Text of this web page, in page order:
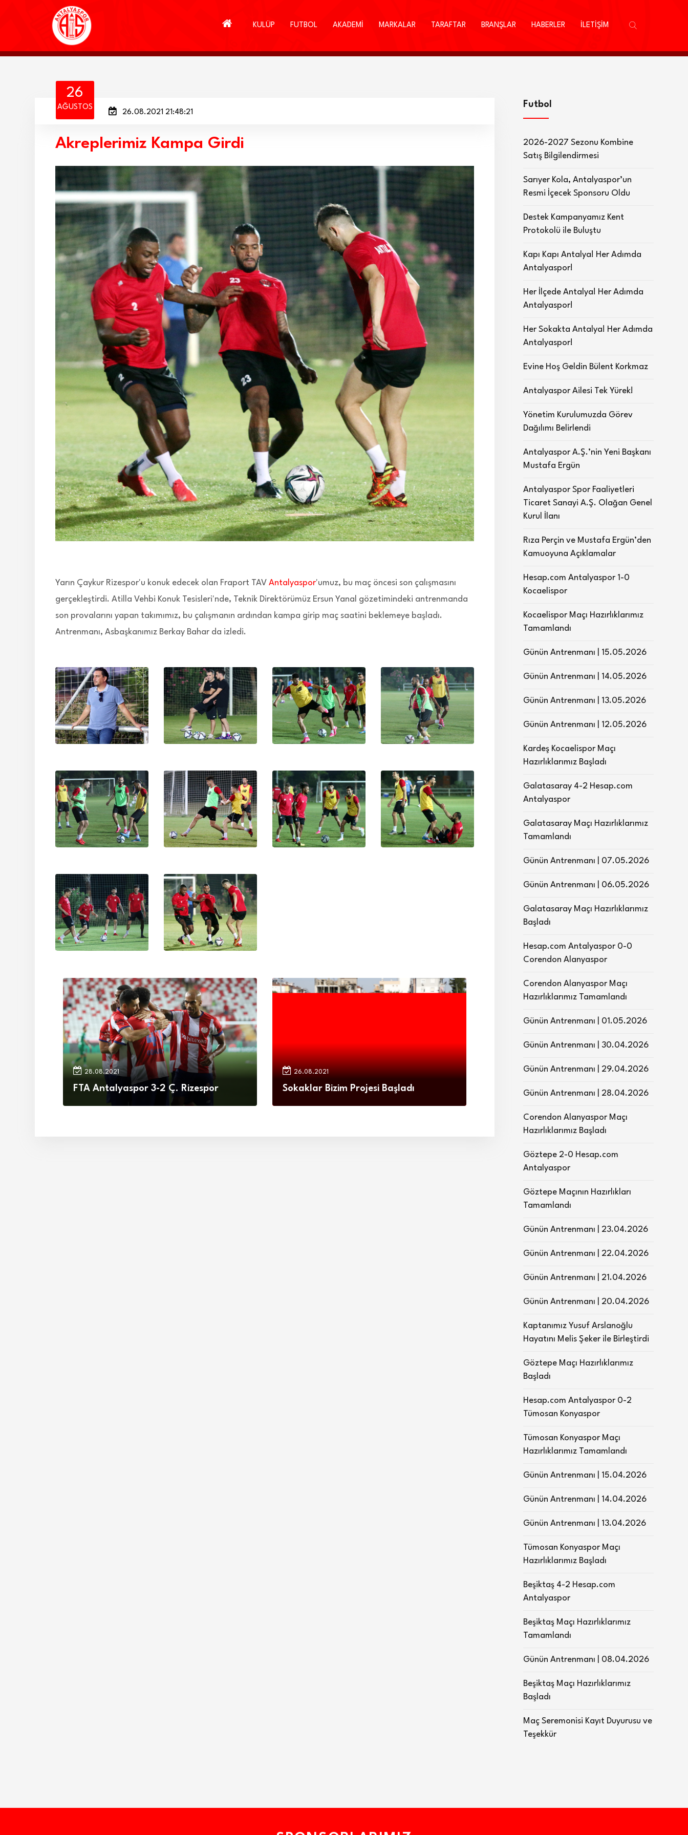
KULÜP FUTBOL AKADEMİ MARKALAR TARAFTAR BRANŞLAR HABERLER İLETİŞİM
26
AĞUSTOS
26.08.2021 21:48:21
Akreplerimiz Kampa Girdi
Yarın Çaykur Rizespor'u konuk edecek olan Fraport TAV Antalyaspor'umuz, bu maç öncesi son çalışmasını
gerçekleştirdi. Atilla Vehbi Konuk Tesisleri'nde, Teknik Direktörümüz Ersun Yanal gözetimindeki antrenmanda
son provalarını yapan takımımız, bu çalışmanın ardından kampa girip maç saatini beklemeye başladı.
Antrenmanı, Asbaşkanımız Berkay Bahar da izledi.
28.08.2021
FTA Antalyaspor 3-2 Ç. Rizespor
26.08.2021
Sokaklar Bizim Projesi Başladı
Futbol
2026-2027 Sezonu Kombine
Satış Bilgilendirmesi
Sarıyer Kola, Antalyaspor’un
Resmi İçecek Sponsoru Oldu
Destek Kampanyamız Kent
Protokolü ile Buluştu
Kapı Kapı Antalya! Her Adımda
Antalyaspor!
Her İlçede Antalya! Her Adımda
Antalyaspor!
Her Sokakta Antalya! Her Adımda
Antalyaspor!
Evine Hoş Geldin Bülent Korkmaz
Antalyaspor Ailesi Tek Yürek!
Yönetim Kurulumuzda Görev
Dağılımı Belirlendi
Antalyaspor A.Ş.’nin Yeni Başkanı
Mustafa Ergün
Antalyaspor Spor Faaliyetleri
Ticaret Sanayi A.Ş. Olağan Genel
Kurul İlanı
Rıza Perçin ve Mustafa Ergün’den
Kamuoyuna Açıklamalar
Hesap.com Antalyaspor 1-0
Kocaelispor
Kocaelispor Maçı Hazırlıklarımız
Tamamlandı
Günün Antrenmanı | 15.05.2026
Günün Antrenmanı | 14.05.2026
Günün Antrenmanı | 13.05.2026
Günün Antrenmanı | 12.05.2026
Kardeş Kocaelispor Maçı
Hazırlıklarımız Başladı
Galatasaray 4-2 Hesap.com
Antalyaspor
Galatasaray Maçı Hazırlıklarımız
Tamamlandı
Günün Antrenmanı | 07.05.2026
Günün Antrenmanı | 06.05.2026
Galatasaray Maçı Hazırlıklarımız
Başladı
Hesap.com Antalyaspor 0-0
Corendon Alanyaspor
Corendon Alanyaspor Maçı
Hazırlıklarımız Tamamlandı
Günün Antrenmanı | 01.05.2026
Günün Antrenmanı | 30.04.2026
Günün Antrenmanı | 29.04.2026
Günün Antrenmanı | 28.04.2026
Corendon Alanyaspor Maçı
Hazırlıklarımız Başladı
Göztepe 2-0 Hesap.com
Antalyaspor
Göztepe Maçının Hazırlıkları
Tamamlandı
Günün Antrenmanı | 23.04.2026
Günün Antrenmanı | 22.04.2026
Günün Antrenmanı | 21.04.2026
Günün Antrenmanı | 20.04.2026
Kaptanımız Yusuf Arslanoğlu
Hayatını Melis Şeker ile Birleştirdi
Göztepe Maçı Hazırlıklarımız
Başladı
Hesap.com Antalyaspor 0-2
Tümosan Konyaspor
Tümosan Konyaspor Maçı
Hazırlıklarımız Tamamlandı
Günün Antrenmanı | 15.04.2026
Günün Antrenmanı | 14.04.2026
Günün Antrenmanı | 13.04.2026
Tümosan Konyaspor Maçı
Hazırlıklarımız Başladı
Beşiktaş 4-2 Hesap.com
Antalyaspor
Beşiktaş Maçı Hazırlıklarımız
Tamamlandı
Günün Antrenmanı | 08.04.2026
Beşiktaş Maçı Hazırlıklarımız
Başladı
Maç Seremonisi Kayıt Duyurusu ve
Teşekkür